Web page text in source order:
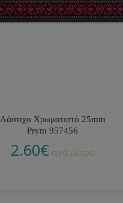
Λάστιχο Χρωματιστό 25mm
Prym 957456
2.60€ ανά μέτρο